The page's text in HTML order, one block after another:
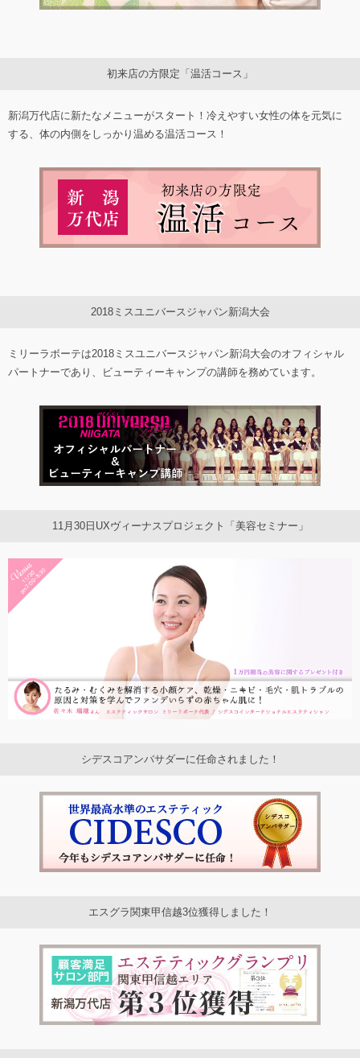
初来店の方限定「温活コース」
新潟万代店に新たなメニューがスタート！冷えやすい女性の体を元気に
する、体の内側をしっかり温める温活コース！
2018ミスユニバースジャパン新潟大会
ミリーラボーテは2018ミスユニバースジャパン新潟大会のオフィシャル
パートナーであり、ビューティーキャンプの講師を務めています。
11月30日UXヴィーナスプロジェクト「美容セミナー」
シデスコアンバサダーに任命されました！
エスグラ関東甲信越3位獲得しました！